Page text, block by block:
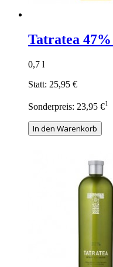
Tatratea
0,7 l
Statt: 25,95 €
Sonderpreis: 23,95 €1
In den Warenkorb